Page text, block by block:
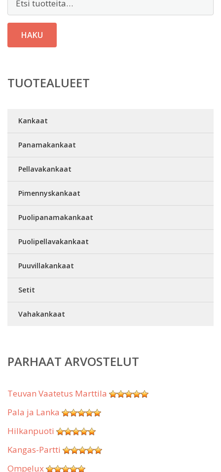
HAKU
TUOTEALUEET
Kankaat
Panamakankaat
Pellavakankaat
Pimennyskankaat
Puolipanamakankaat
Puolipellavakankaat
Puuvillakankaat
Setit
Vahakankaat
PARHAAT ARVOSTELUT
Teuvan Vaatetus Marttila
Pala ja Lanka
Hilkanpuoti
Kangas-Partti
Ompelux